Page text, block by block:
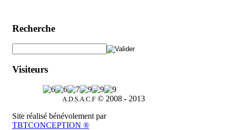
Recherche
Visiteurs
A.D.S.A.C.F © 2008 - 2013
Site réalisé bénévolement par
TBTCONCEPTION ®